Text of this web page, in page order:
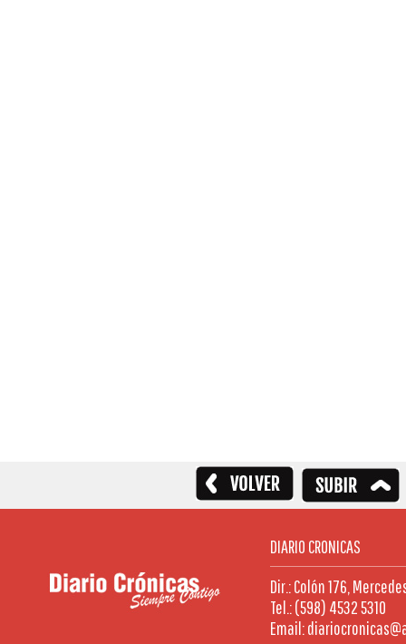
DIARIO CRONICAS
Dir.: Colón 176,
Tel.: (598) 4532 5310
Email: